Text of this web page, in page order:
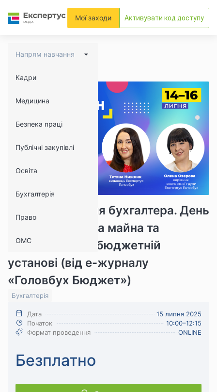
Мої заходи Активувати код доступу
Напрям навчання
Кадри
Медицина
Безпека праці
Публічні закупівлі
Освіта
Бухгалтерія
Право
ОМС
Марафон до Дня бухгалтера. День
2: ревізія, оцінка майна та
відрядження в бюджетній
установі (від е-журналу
«Головбух Бюджет»)
20215 1098
Бухгалтерія
Дата
15 липня 2025
Початок
10:00–12:15
Формат проведення
ONLINE
Безплатно